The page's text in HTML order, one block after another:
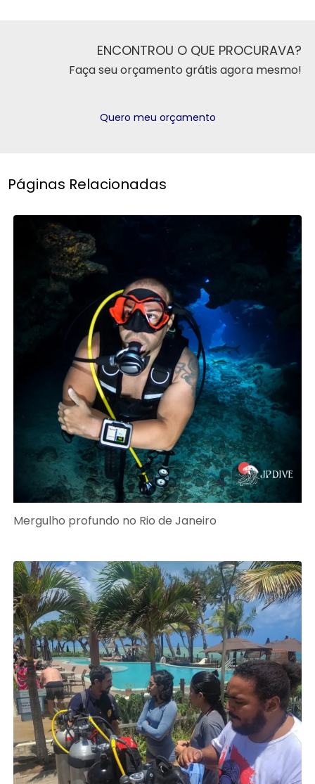
ENCONTROU O QUE PROCURAVA?
Faça seu orçamento grátis agora mesmo!
Quero meu orçamento
Páginas Relacionadas
Mergulho profundo no Rio de Janeiro